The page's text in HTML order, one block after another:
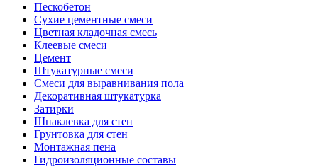
Пескобетон
Сухие цементные смеси
Цветная кладочная смесь
Клеевые смеси
Цемент
Штукатурные смеси
Смеси для выравнивания пола
Декоративная штукатурка
Затирки
Шпаклевка для стен
Грунтовка для стен
Монтажная пена
Гидроизоляционные составы